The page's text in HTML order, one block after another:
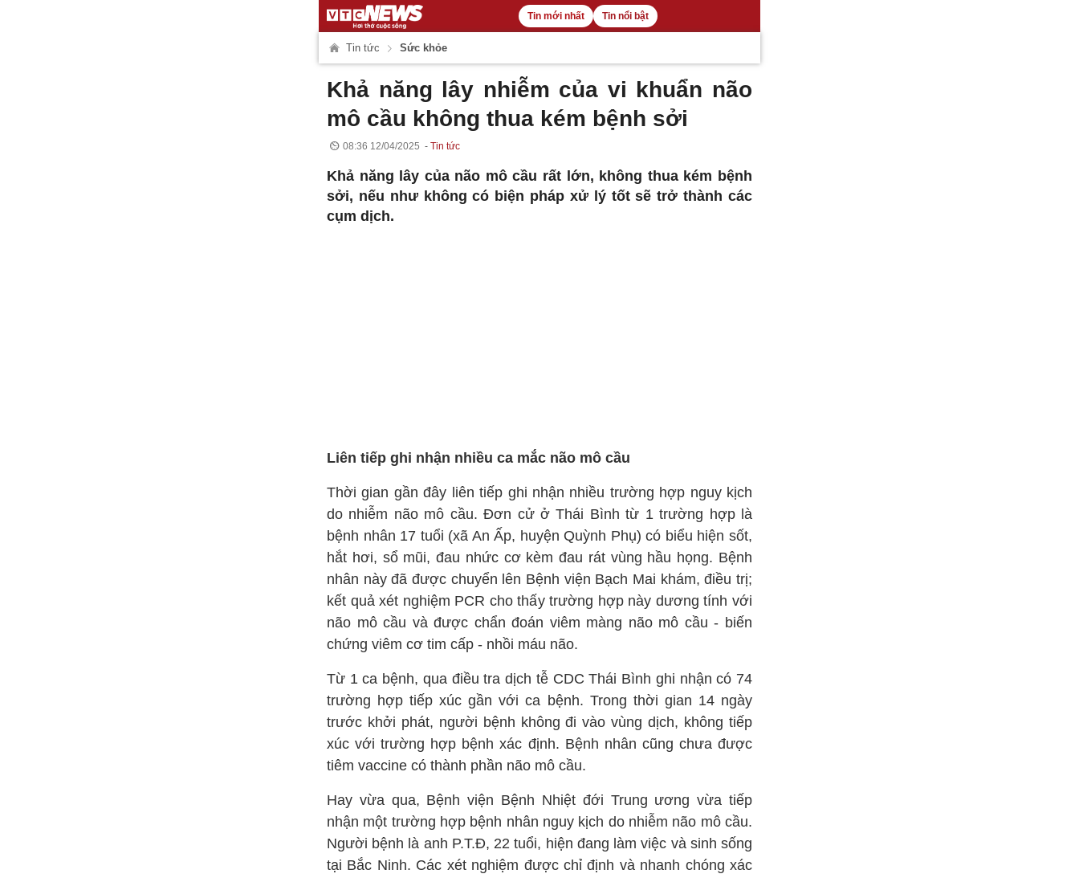
Tin mới nhất Tin nổi bật
Tin tức Sức khỏe
Khả năng lây nhiễm của vi khuẩn não
mô cầu không thua kém bệnh sởi
08:36 12/04/2025 Tin tức
Khả năng lây của não mô cầu rất lớn, không thua kém bệnh
sởi, nếu như không có biện pháp xử lý tốt sẽ trở thành các
cụm dịch.
Liên tiếp ghi nhận nhiều ca mắc não mô cầu
Thời gian gần đây liên tiếp ghi nhận nhiều trường hợp nguy kịch
do nhiễm não mô cầu. Đơn cử ở Thái Bình từ 1 trường hợp là
bệnh nhân 17 tuổi (xã An Ấp, huyện Quỳnh Phụ) có biểu hiện sốt,
hắt hơi, sổ mũi, đau nhức cơ kèm đau rát vùng hầu họng. Bệnh
nhân này đã được chuyển lên Bệnh viện Bạch Mai khám, điều trị;
kết quả xét nghiệm PCR cho thấy trường hợp này dương tính với
não mô cầu và được chẩn đoán viêm màng não mô cầu - biến
chứng viêm cơ tim cấp - nhồi máu não.
Từ 1 ca bệnh, qua điều tra dịch tễ CDC Thái Bình ghi nhận có 74
trường hợp tiếp xúc gần với ca bệnh. Trong thời gian 14 ngày
trước khởi phát, người bệnh không đi vào vùng dịch, không tiếp
xúc với trường hợp bệnh xác định. Bệnh nhân cũng chưa được
tiêm vaccine có thành phần não mô cầu.
Hay vừa qua, Bệnh viện Bệnh Nhiệt đới Trung ương vừa tiếp
nhận một trường hợp bệnh nhân nguy kịch do nhiễm não mô cầu.
Người bệnh là anh P.T.Đ, 22 tuổi, hiện đang làm việc và sinh sống
tại Bắc Ninh. Các xét nghiệm được chỉ định và nhanh chóng xác